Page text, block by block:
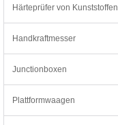
Härteprüfer von Kunststoffen
Handkraftmesser
Junctionboxen
Plattformwaagen